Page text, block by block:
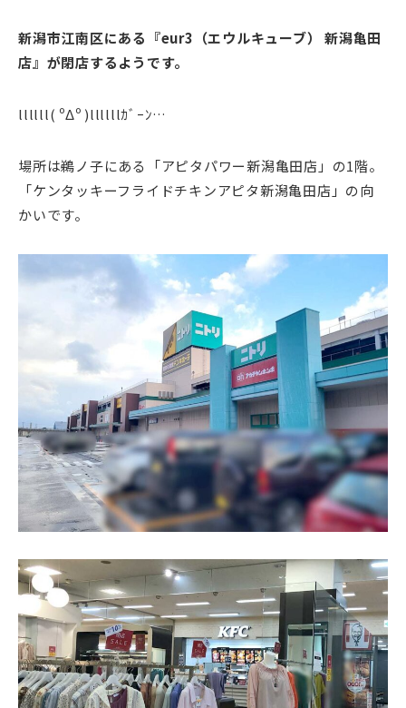
新潟市江南区にある『eur3（エウルキューブ） 新潟亀田
店』が閉店するようです。
llllll( ºΔº )llllllｶﾞｰﾝ…
場所は鵜ノ子にある「アピタパワー新潟亀田店」の1階。
「ケンタッキーフライドチキンアピタ新潟亀田店」の向
かいです。